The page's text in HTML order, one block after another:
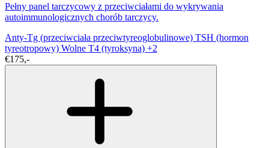
Pełny panel tarczycowy z przeciwciałami do wykrywania
autoimmunologicznych chorób tarczycy.
Anty-Tg (przeciwciała przeciwtyreoglobulinowe) TSH (hormon
tyreotropowy) Wolne T4 (tyroksyna) +2
€175,-